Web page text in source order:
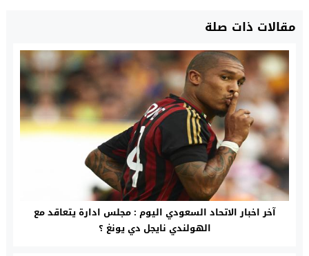
مقالات ذات صلة
آخر اخبار الاتحاد السعودي اليوم : مجلس ادارة يتعاقد مع
الهولندي نايجل دي يونغ ؟